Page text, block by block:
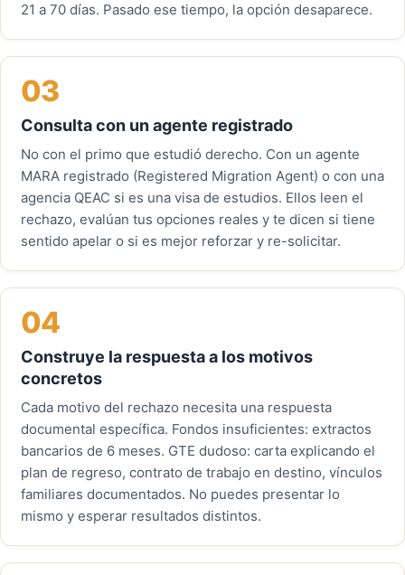
21 a 70 días. Pasado ese tiempo, la opción desaparece.
03
Consulta con un agente registrado
No con el primo que estudió derecho. Con un agente
MARA registrado (Registered Migration Agent) o con una
agencia QEAC si es una visa de estudios. Ellos leen el
rechazo, evalúan tus opciones reales y te dicen si tiene
sentido apelar o si es mejor reforzar y re-solicitar.
04
Construye la respuesta a los motivos
concretos
Cada motivo del rechazo necesita una respuesta
documental específica. Fondos insuficientes: extractos
bancarios de 6 meses. GTE dudoso: carta explicando el
plan de regreso, contrato de trabajo en destino, vínculos
familiares documentados. No puedes presentar lo
mismo y esperar resultados distintos.